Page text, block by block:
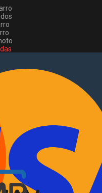
vender